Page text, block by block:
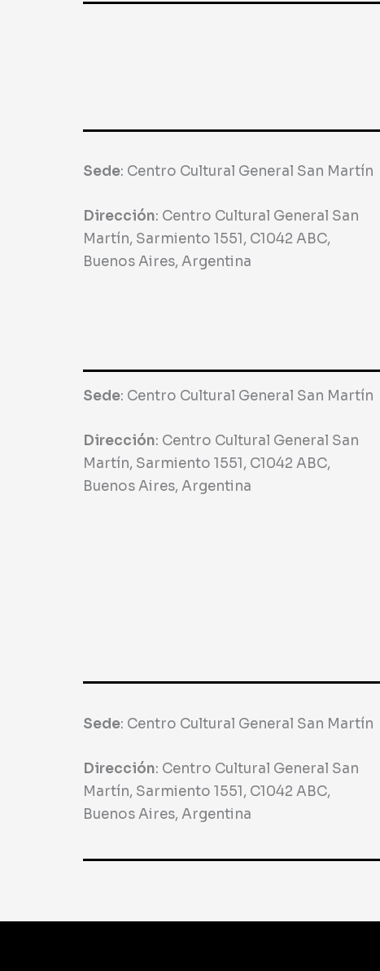
Sede: Centro Cultural General San Martín
Dirección: Centro Cultural General San
Martín, Sarmiento 1551, C1042 ABC,
Buenos Aires, Argentina
Sede: Centro Cultural General San Martín
Dirección: Centro Cultural General San
Martín, Sarmiento 1551, C1042 ABC,
Buenos Aires, Argentina
Sede: Centro Cultural General San Martín
Dirección: Centro Cultural General San
Martín, Sarmiento 1551, C1042 ABC,
Buenos Aires, Argentina